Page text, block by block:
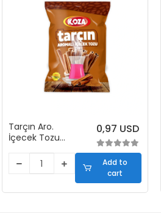
Tarçın Aro.
İçecek Tozu
0,97 USD
Add to
cart